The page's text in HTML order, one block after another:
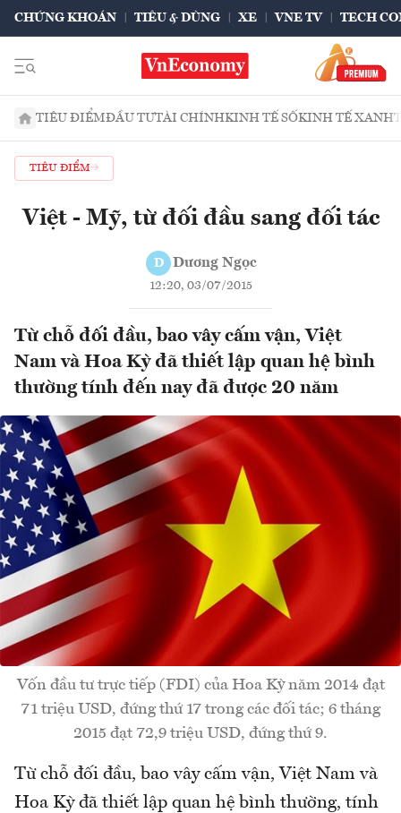
CHỨNG KHOÁN TIÊU & DÙNG XE VNE TV TECH
TIÊU ĐIỂMĐẦU TƯTÀI CHÍNHKINH TẾ SỐKINH TẾ XANH
TIÊU ĐIỂM
Việt - Mỹ, từ đối đầu sang đối tác
D Dương Ngọc
12:20, 03/07/2015
Từ chỗ đối đầu, bao vây cấm vận, Việt
Nam và Hoa Kỳ đã thiết lập quan hệ bình
thường tính đến nay đã được 20 năm
Vốn đầu tư trực tiếp (FDI) của Hoa Kỳ năm 2014 đạt
71 triệu USD, đứng thứ 17 trong các đối tác; 6 tháng
2015 đạt 72,9 triệu USD, đứng thứ 9.
Từ chỗ đối đầu, bao vây cấm vận, Việt Nam và
Hoa Kỳ đã thiết lập quan hệ bình thường, tính